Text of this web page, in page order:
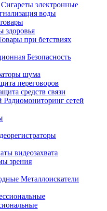
Сигареты электронные
воды
здоровья
при бетствиях
Безопасность
шума
переговоров
средств связи
Радиомониторинг сетей
видеозахвата
зрения
Металлоискатели